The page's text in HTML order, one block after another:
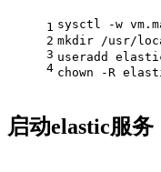
1
2
3
4
sysctl -w
mkdir /usr/
useradd elastic
chown -R
启动elastic服务